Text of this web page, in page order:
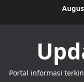
Portal informasi